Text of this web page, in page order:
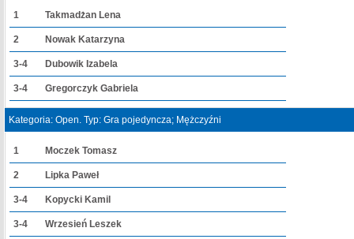
1 Takmadżan Lena
2 Nowak Katarzyna
3-4 Dubowik Izabela
3-4 Gregorczyk Gabriela
Kategoria: Open. Typ: Gra pojedyncza; Mężczyźni
1 Moczek Tomasz
2 Lipka Paweł
3-4 Kopycki Kamil
3-4 Wrzesień Leszek